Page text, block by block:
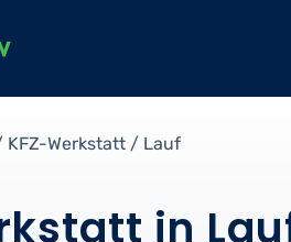
KFZ-Werkstatt / Lauf
in